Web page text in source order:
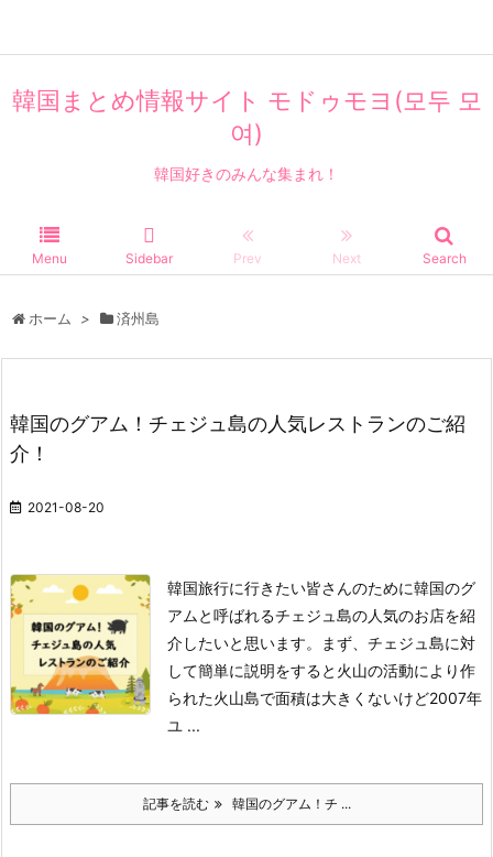
韓国まとめ情報サイト モドゥモヨ(모두 모
여)
韓国好きのみんな集まれ！
Menu Sidebar Prev Next Search
ホーム > 済州島
韓国のグアム！チェジュ島の人気レストランのご紹
介！
2021-08-20
韓国旅行に行きたい皆さんのために韓国のグ
アムと呼ばれるチェジュ島の人気のお店を紹
介したいと思います。
まず、チェジュ島に対
して簡単に説明をすると 火山の活動により作
られた火山島で面積は大きくないけど2007年
ユ ...
記事を読む 韓国のグアム！チ ...